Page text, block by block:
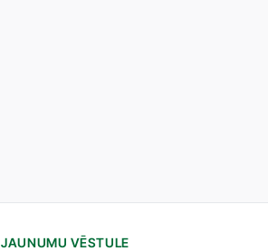
JAUNUMU VĒSTULE